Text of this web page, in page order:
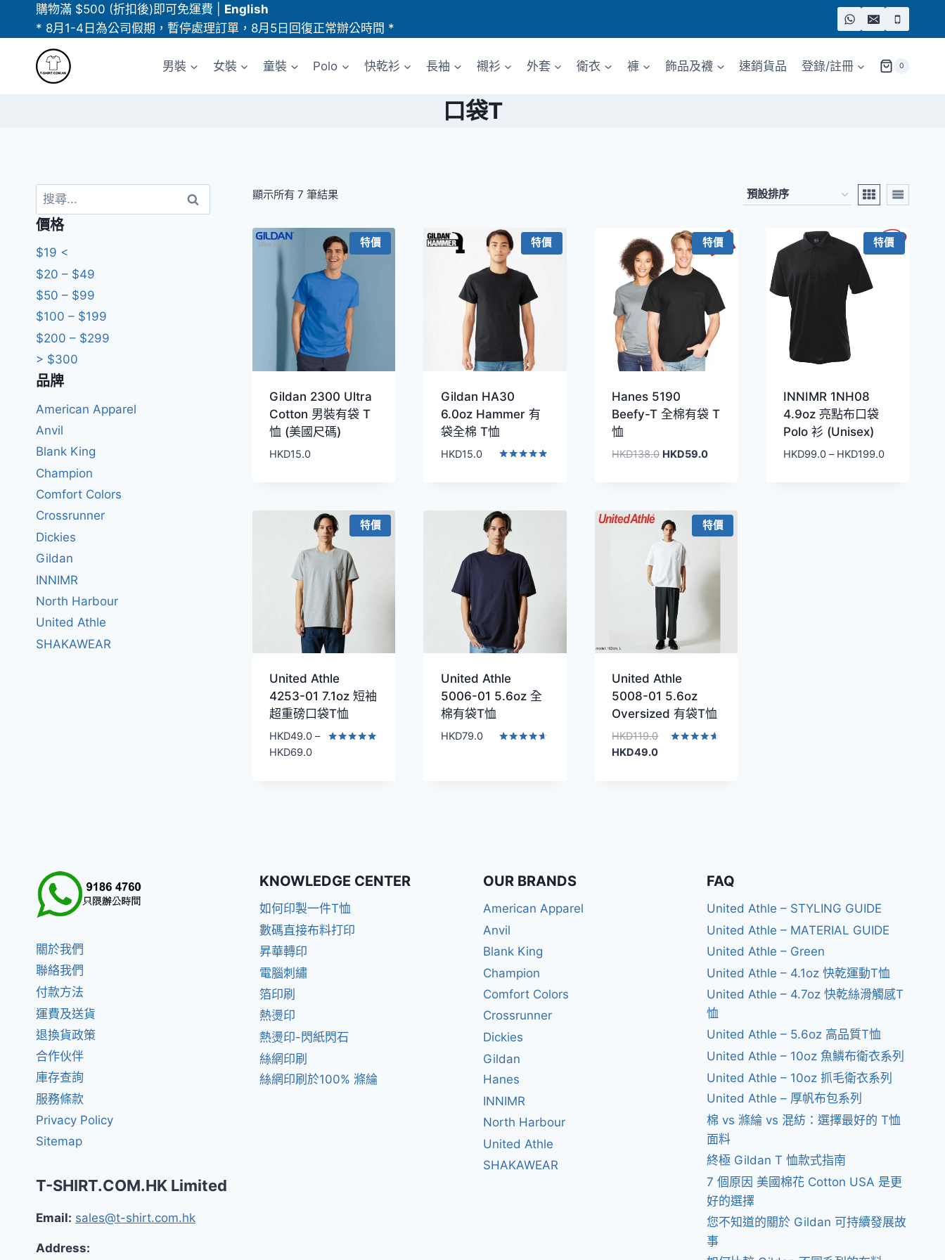
購物滿 $500 (折扣後)即可免運費
English
* 8月1-4日為公司假期，暫停處理訂單，8月5日回復正常辦公時間 *
男裝 女裝 童裝 Polo 快乾衫 長袖 襯衫 外套 衛衣 褲 飾品及襪 速銷貨品 登錄/註冊 0
口袋T
顯示所有 7 筆結果
特價
Gildan 2300 Ultra
Cotton 男裝有袋 T
恤 (美國尺碼)
HKD15.0
特價
Gildan HA30
6.0oz Hammer 有
袋全棉 T恤
HKD15.0
特價
Hanes 5190
Beefy-T 全棉有袋 T
恤
HKD138.0 原
HKD138.0。
HKD59.0目
HKD59.0。
特價
INNIMR 1NH08
4.9oz 亮點布口袋
Polo 衫 (Unisex)
HKD99.0 – HKD199.0價
特價
United Athle
4253-01 7.1oz 短袖
超重磅口袋T恤
HKD49.0 –
HKD69.0價
United Athle
5006-01 5.6oz 全
棉有袋T恤
HKD79.0
特價
United Athle
5008-01 5.6oz
Oversized 有袋T恤
HKD119.0原
始
HKD49.0目
搜
尋
關
鍵
字:
價格
$19 <
$20 – $49
$50 – $99
$100 – $199
$200 – $299
> $300
品牌
American Apparel
Anvil
Blank King
Champion
Comfort Colors
Crossrunner
Dickies
Gildan
INNIMR
North Harbour
United Athle
SHAKAWEAR
關於我們
聯絡我們
付款方法
運費及送貨
退換貨政策
合作伙伴
庫存查詢
服務條款
Privacy Policy
Sitemap
T-SHIRT.COM.HK Limited
Email: sales@t-shirt.com.hk
Address:
KNOWLEDGE CENTER
如何印製一件T恤
數碼直接布料打印
昇華轉印
電腦刺繡
箔印刷
熱燙印
熱燙印-閃紙閃石
絲網印刷
絲網印刷於100% 滌綸
OUR BRANDS
American Apparel
Anvil
Blank King
Champion
Comfort Colors
Crossrunner
Dickies
Gildan
Hanes
INNIMR
North Harbour
United Athle
SHAKAWEAR
FAQ
United Athle – STYLING GUIDE
United Athle – MATERIAL GUIDE
United Athle – Green
United Athle – 4.1oz 快乾運動T恤
United Athle – 4.7oz 快乾絲滑觸感T
恤
United Athle – 5.6oz 高品質T恤
United Athle – 10oz 魚鱗布衛衣系列
United Athle – 10oz 抓毛衛衣系列
United Athle – 厚帆布包系列
棉 vs 滌綸 vs 混紡：選擇最好的 T恤
面料
終極 Gildan T 恤款式指南
7 個原因 美國棉花 Cotton USA 是更
好的選擇
您不知道的關於 Gildan 可持續發展故
事